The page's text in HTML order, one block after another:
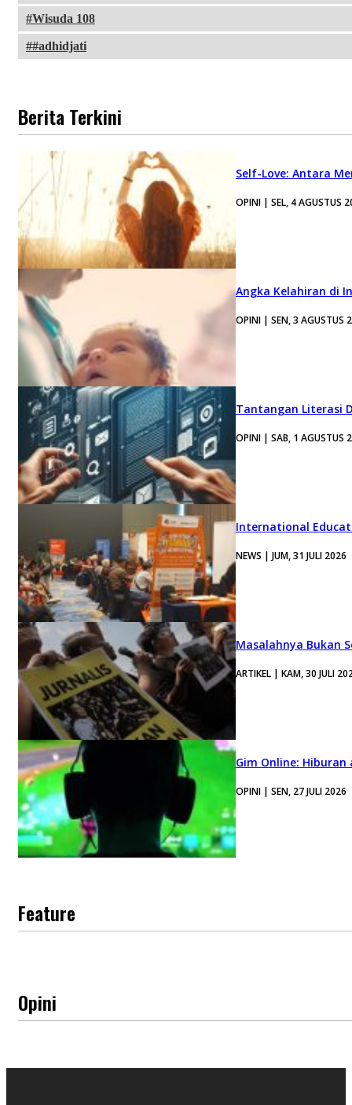
Wisuda 108
#adhidjati
Berita Terkini
Self-Love: Antara
OPINI | SEL, 4 AGUSTUS
Angka Kelahiran di
OPINI | SEN, 3 AGUSTUS
Tantangan Literasi
OPINI | SAB, 1 AGUSTUS
International
NEWS | JUM, 31 JULI 2026
Masalahnya Bukan
ARTIKEL | KAM, 30 JULI
Gim Online:
OPINI | SEN, 27 JULI 2026
Feature
Opini